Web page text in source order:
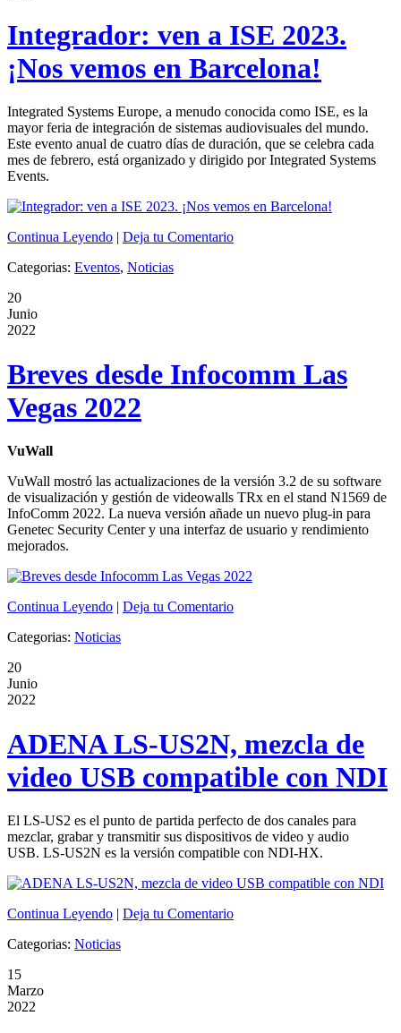
Integrador: ven a ISE 2023.
¡Nos vemos en Barcelona!
Integrated Systems Europe, a menudo conocida como ISE, es la
mayor feria de integración de sistemas audiovisuales del mundo.
Este evento anual de cuatro días de duración, que se celebra cada
mes de febrero, está organizado y dirigido por Integrated Systems
Events.
Continua Leyendo | Deja tu Comentario
Categorias: Eventos, Noticias
20
Junio
2022
Breves desde Infocomm Las
Vegas 2022
VuWall
VuWall mostró las actualizaciones de la versión 3.2 de su software
de visualización y gestión de videowalls TRx en el stand N1569 de
InfoComm 2022. La nueva versión añade un nuevo plug-in para
Genetec Security Center y una interfaz de usuario y rendimiento
mejorados.
Continua Leyendo | Deja tu Comentario
Categorias: Noticias
20
Junio
2022
ADENA LS-US2N, mezcla de
video USB compatible con NDI
El LS-US2 es el punto de partida perfecto de dos canales para
mezclar, grabar y transmitir sus dispositivos de video y audio
USB. LS-US2N es la versión compatible con NDI-HX.
Continua Leyendo | Deja tu Comentario
Categorias: Noticias
15
Marzo
2022